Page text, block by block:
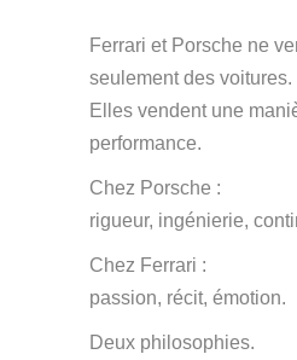
Ferrari et Porsche ne
seulement des voitures.
Elles vendent une
performance.
Chez Porsche :
rigueur, ingénierie,
Chez Ferrari :
passion, récit, émotion.
Deux philosophies.